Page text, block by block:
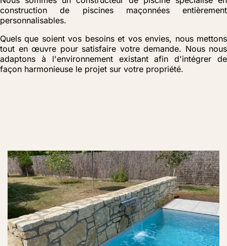
construction de piscines maçonnées entièrement
personnalisables.
Quels que soient vos besoins et vos envies, nous mettons
tout en œuvre pour satisfaire votre demande. Nous nous
adaptons à l'environnement existant afin d'intégrer de
façon harmonieuse le projet sur votre propriété.